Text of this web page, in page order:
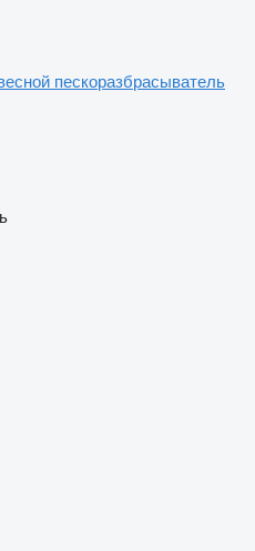
пескоразбрасыватель